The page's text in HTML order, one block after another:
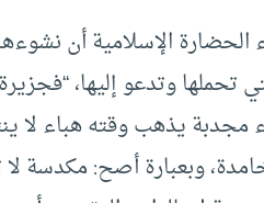
الإسلامية أن نشوءها
تحملها وتدعو إليها،
يذهب وقته هباء لا
خامدة، وبعبارة أصح: مكدسة